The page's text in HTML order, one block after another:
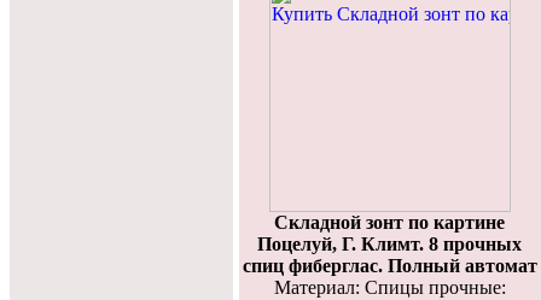
Складной зонт по картине
Поцелуй, Г. Климт. 8 прочных
спиц фиберглас. Полный автомат
Материал: Спицы прочные: